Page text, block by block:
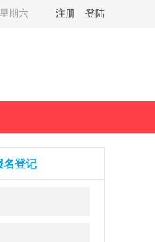
期六 注册 登陆
名登记